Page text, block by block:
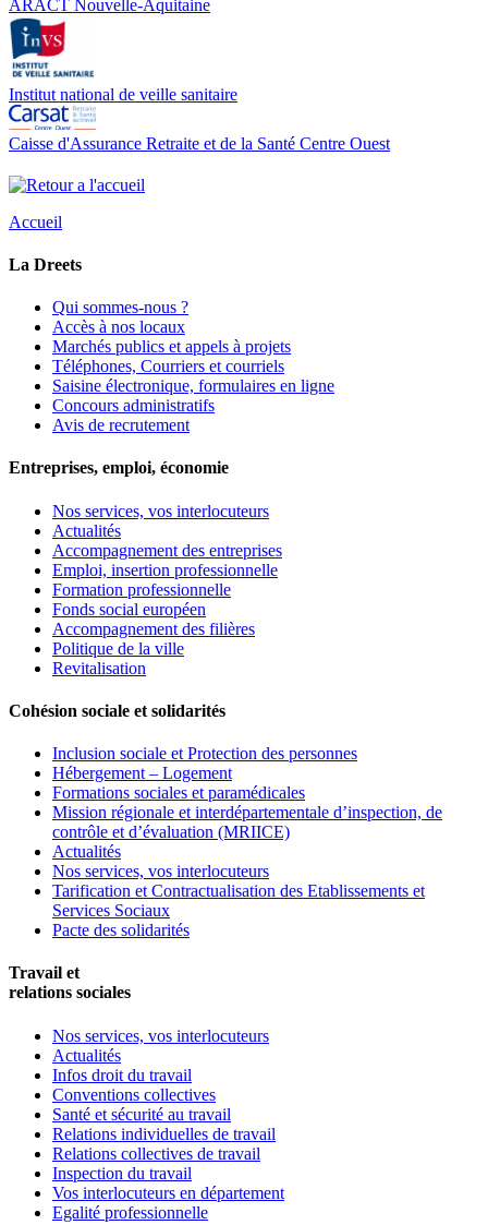
ARACT Nouvelle-Aquitaine
Institut national de veille sanitaire
Caisse d'Assurance Retraite et de la Santé Centre Ouest
Accueil
La Dreets
Qui sommes-nous ?
Accès à nos locaux
Marchés publics et appels à projets
Téléphones, Courriers et courriels
Saisine électronique, formulaires en ligne
Concours administratifs
Avis de recrutement
Entreprises, emploi, économie
Nos services, vos interlocuteurs
Actualités
Accompagnement des entreprises
Emploi, insertion professionnelle
Formation professionnelle
Fonds social européen
Accompagnement des filières
Politique de la ville
Revitalisation
Cohésion sociale et solidarités
Inclusion sociale et Protection des personnes
Hébergement – Logement
Formations sociales et paramédicales
Mission régionale et interdépartementale d’inspection, de
contrôle et d’évaluation (MRIICE)
Actualités
Nos services, vos interlocuteurs
Tarification et Contractualisation des Etablissements et
Services Sociaux
Pacte des solidarités
Travail et
relations sociales
Nos services, vos interlocuteurs
Actualités
Infos droit du travail
Conventions collectives
Santé et sécurité au travail
Relations individuelles de travail
Relations collectives de travail
Inspection du travail
Vos interlocuteurs en département
Egalité professionnelle